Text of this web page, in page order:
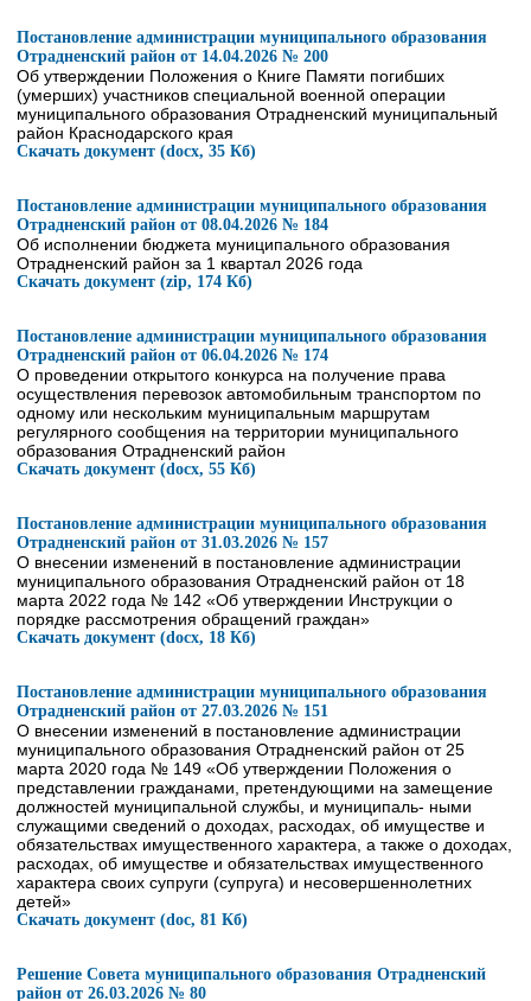
Постановление администрации муниципального образования
Отрадненский район от 14.04.2026 № 200
Об утверждении Положения о Книге Памяти погибших
(умерших) участников специальной военной операции
муниципального образования Отрадненский муниципальный
район Краснодарского края
Скачать документ (docx, 35 Кб)
Постановление администрации муниципального образования
Отрадненский район от 08.04.2026 № 184
Об исполнении бюджета муниципального образования
Отрадненский район за 1 квартал 2026 года
Скачать документ (zip, 174 Кб)
Постановление администрации муниципального образования
Отрадненский район от 06.04.2026 № 174
О проведении открытого конкурса на получение права
осуществления перевозок автомобильным транспортом по
одному или нескольким муниципальным маршрутам
регулярного сообщения на территории муниципального
образования Отрадненский район
Скачать документ (docx, 55 Кб)
Постановление администрации муниципального образования
Отрадненский район от 31.03.2026 № 157
О внесении изменений в постановление администрации
муниципального образования Отрадненский район от 18
марта 2022 года № 142 «Об утверждении Инструкции о
порядке рассмотрения обращений граждан»
Скачать документ (docx, 18 Кб)
Постановление администрации муниципального образования
Отрадненский район от 27.03.2026 № 151
О внесении изменений в постановление администрации
муниципального образования Отрадненский район от 25
марта 2020 года № 149 «Об утверждении Положения о
представлении гражданами, претендующими на замещение
должностей муниципальной службы, и муниципаль- ными
служащими сведений о доходах, расходах, об имуществе и
обязательствах имущественного характера, а также о доходах,
расходах, об имуществе и обязательствах имущественного
характера своих супруги (супруга) и несовершеннолетних
детей»
Скачать документ (doc, 81 Кб)
Решение Совета муниципального образования Отрадненский
район от 26.03.2026 № 80